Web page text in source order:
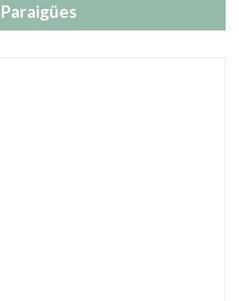
Paraigües